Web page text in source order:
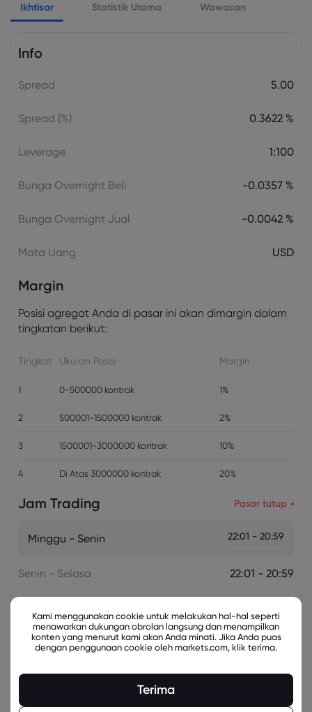
US Government Shutdown Threatens
October Inflation Data Release
US-EU Relations: Russia Sanctions Unite
Ikhtisar Statistik Utama Wawasan
Info
Spread 5.00
Spread (%) 0.3622 %
Leverage 1:100
Bunga Overnight Beli -0.0357 %
Bunga Overnight Jual -0.0042 %
Mata Uang USD
Margin
Posisi agregat Anda di pasar ini akan dimargin dalam
tingkatan berikut:
Tingkat Ukuran Posisi Margin
1 0-500000 kontrak 1%
2 500001-1500000 kontrak 2%
3 1500001-3000000 kontrak 10%
4 Di Atas 3000000 kontrak 20%
Jam Trading Pasar tutup
Minggu - Senin 22:01 - 20:59
Senin - Selasa 22:01 - 20:59
Rabu - Kamis 22:01 - 20:59
Kamis - Jumat 22:01 - 20:59
Kami menggunakan cookie untuk melakukan hal-hal seperti
menawarkan dukungan obrolan langsung dan menampilkan
konten yang menurut kami akan Anda minati. Jika Anda puas
dengan penggunaan cookie oleh markets.com, klik terima.
Terima